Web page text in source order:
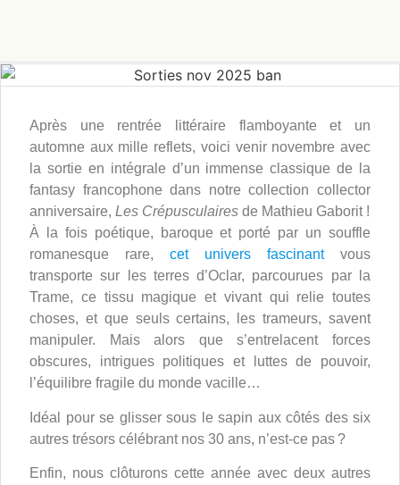
Après une rentrée littéraire flamboyante et un
automne aux mille reflets, voici venir novembre avec
la sortie en intégrale d’un immense classique de la
fantasy francophone dans notre collection collector
anniversaire, Les Crépusculaires de Mathieu Gaborit !
À la fois poétique, baroque et porté par un souffle
romanesque rare, cet univers fascinantvous
transporte sur les terres d’Oclar, parcourues par la
Trame, ce tissu magique et vivant qui relie toutes
choses, et que seuls certains, les trameurs, savent
manipuler. Mais alors que s’entrelacent forces
obscures, intrigues politiques et luttes de pouvoir,
l’équilibre fragile du monde vacille…
Idéal pour se glisser sous le sapin aux côtés des six
autres trésors célébrant nos 30 ans, n’est-ce pas ?
Enfin, nous clôturons cette année avec deux autres